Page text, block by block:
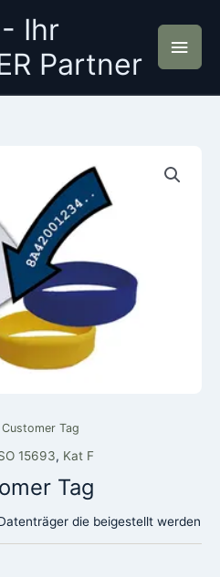
Ihr
Partner
Tag
15693, Kat F
Tag
die beigestellt werden